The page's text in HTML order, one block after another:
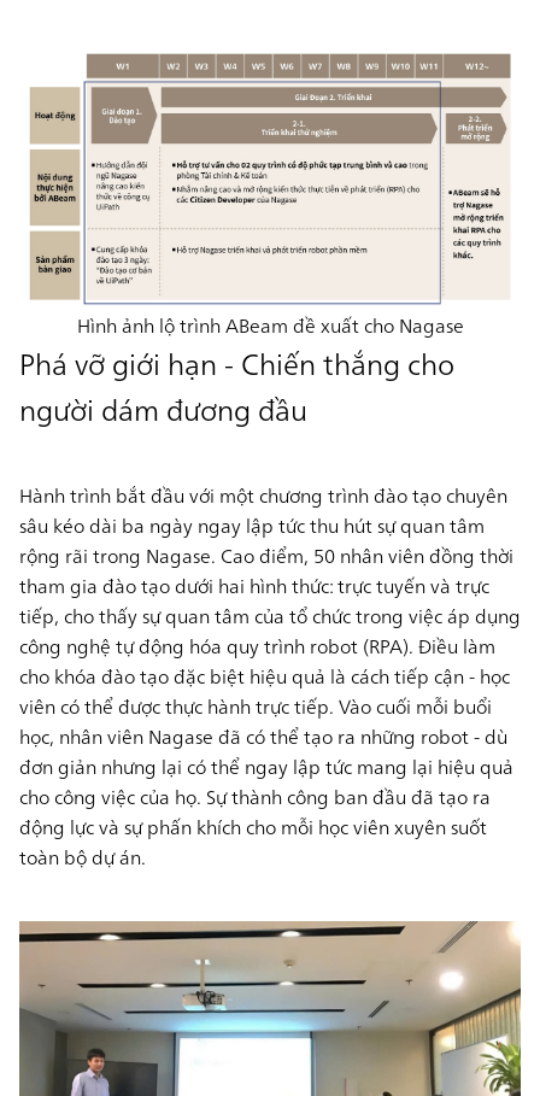
Hình ảnh lộ trình ABeam đề xuất cho Nagase
Phá vỡ giới hạn - Chiến thắng cho
người dám đương đầu
Hành trình bắt đầu với một chương trình đào tạo chuyên
sâu kéo dài ba ngày ngay lập tức thu hút sự quan tâm
rộng rãi trong Nagase. Cao điểm, 50 nhân viênđồng thời
tham gia đào tạo dưới hai hình thức: trực tuyến và trực
tiếp, cho thấy sự quan tâm của tổ chức trong việc áp dụng
công nghệ tự động hóa quy trình robot (RPA). Điều làm
cho khóa đào tạo đặc biệt hiệu quả là cách tiếp cận - học
viên có thể được thực hành trực tiếp. Vào cuối mỗi buổi
học, nhân viên Nagase đã có thể tạo ra những robot - dù
đơn giản nhưng lại có thể ngay lập tức mang lại hiệu quả
cho công việc của họ. Sự thành công ban đầu đã tạo ra
động lực và sự phấn khích cho mỗi học viên xuyên suốt
toàn bộ dự án.